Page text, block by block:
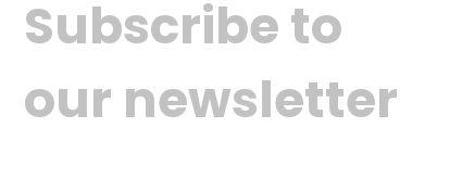
Subscribe to
our newsletter